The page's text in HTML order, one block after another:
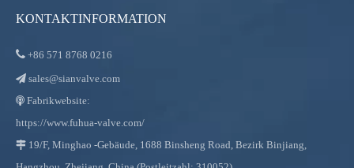
KONTAKTINFORMATION
 +86 571 8768 0216
 sales@sianvalve.com
 Fabrikwebsite:
https://www.fuhua-valve.com/
 19/F, Minghao -Gebäude, 1688 Binsheng Road, Bezirk Binjiang,